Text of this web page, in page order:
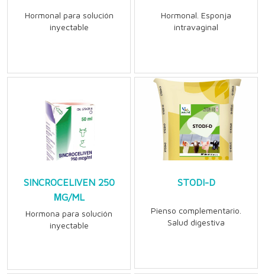
Hormonal para solución
inyectable
Hormonal. Esponja
intravaginal
SINCROCELIVEN 250
ΜG/ML
Hormona para solución
inyectable
STODI-D
Pienso complementario.
Salud digestiva